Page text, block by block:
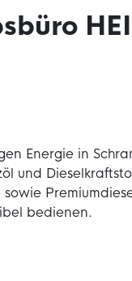
Energie in
und
bedienen.